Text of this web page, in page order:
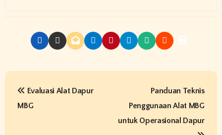
P
Evaluasi Alat Dapur
MBG
Panduan Teknis
Penggunaan Alat MBG
untuk Operasional Dapur